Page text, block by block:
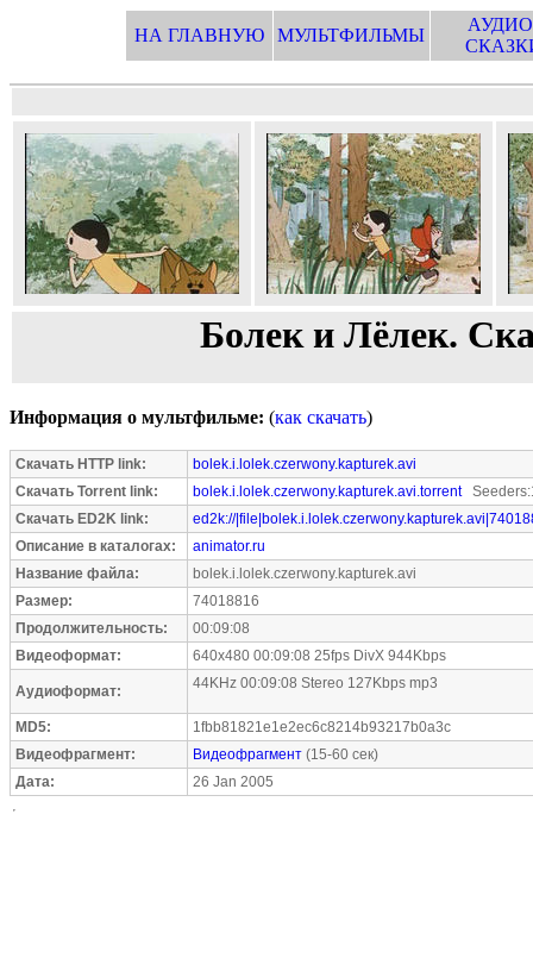
НА ГЛАВНУЮ МУЛЬТФИЛЬМЫ
Болек и Лёлек.
Информация о мультфильме: (как скачать)
Скачать HTTP link:
bolek.i.lolek.czerwony.kapturek.avi
Скачать Torrent link:
bolek.i.lolek.czerwony.kapturek.avi.torrent
Скачать ED2K link:
ed2k://
Описание в каталогах:
animator.ru
Название файла:
bolek.i.lolek.czerwony.kapturek.avi
Размер:
74018816
Продолжительность:
00:09:08
Видеоформат:
640x480 00:09:08 25fps DivX 944Kbps
Аудиоформат: 44KHz 00:09:08 Stereo 127Kbps mp3
MD5:
1fbb81821e1e2ec6c8214b93217b0a3c
Видеофрагмент:
Видеофрагмент (15-60 сек)
Дата:
26 Jan 2005